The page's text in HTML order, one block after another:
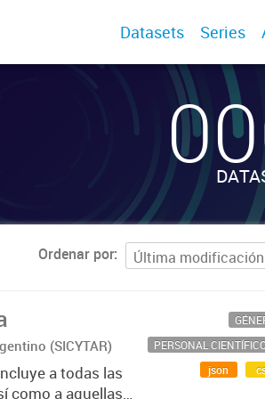
Datasets Series
Ordenar por
(SICYTAR)
a todas las
como a aquellas
json